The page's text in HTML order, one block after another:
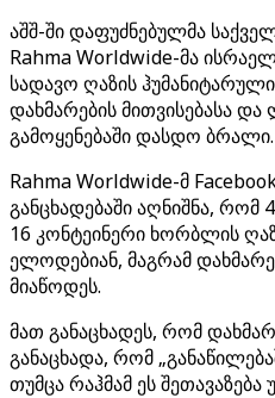
აშშ-ში დაფუძნებულმა
Rahma Worldwide-მა
სადავო ღაზის
დახმარების მითვისებასა
გამოყენებაში დასდო ბრალი.
Rahma Worldwide-მ
განცხადებაში აღნიშნა, რომ
16 კონტეინერი ხორბლის
ელოდებიან, მაგრამ
მიაწოდეს.
მათ განაცხადეს, რომ
განაცხადა, რომ
თუმცა რაჰმამ ეს შეთავაზება